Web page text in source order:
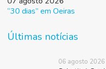
“30 dias” em Oeiras
Últimas notícias
06 agosto 2026